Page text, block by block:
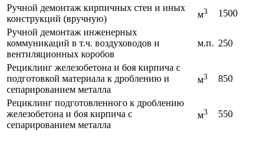
Ручной демонтаж кирпичных стен и иных
конструкций (вручную)
м3
1500
Ручной демонтаж инженерных
коммуникаций в т.ч. воздуховодов и
вентиляционных коробов
м.п. 250
Рециклинг железобетона и боя кирпича с
подготовкой материала к дроблению и
сепарированием металла
м3 850
Рециклинг подготовленного к дроблению
железобетона и боя кирпича с
сепарированием металла
м3 550